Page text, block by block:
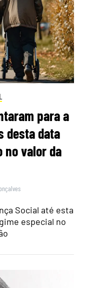
para a
desta data
no valor da
Social até esta
especial no